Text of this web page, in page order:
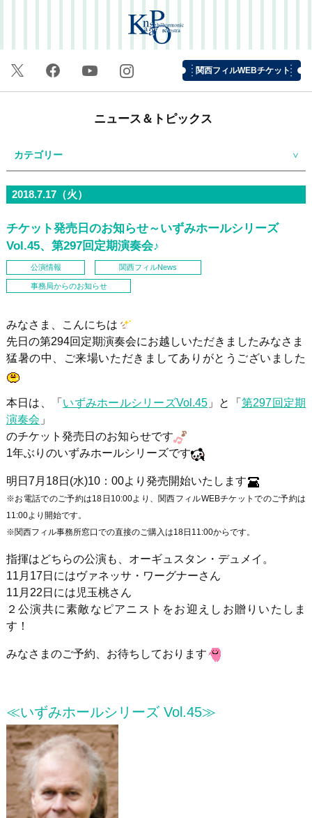
関西フィルWEBチケット
ニュース＆トピックス
カテゴリー
2018.7.17（火）
チケット発売日のお知らせ～いずみホールシリーズ
Vol.45、第297回定期演奏会♪
公演情報 関西フィルNews
事務局からのお知らせ
みなさま、こんにちは
先日の第294回定期演奏会にお越しいただきましたみなさま
猛暑の中、ご来場いただきましてありがとうございました
本日は、「 いずみホールシリーズVol.45」と「 第297回定期
演奏会 」
のチケット発売日のお知らせです
1年ぶりのいずみホールシリーズです
明日 7 月 18日 (水)10： 00より発売開始いたします
※お電話でのご予約は18日10:00より、関西フィルWEBチケットでのご予約は
11:00より開始です。
※関西フィル事務所窓口での直接のご購入は18日11:00からです。
指揮はどちらの公演も、オーギュスタン・デュメイ。
11月17日にはヴァネッサ・ワーグナーさん
11月22日には児玉桃さん
２公演共に素敵なピアニストをお迎えしお贈りいたしま
す！
みなさまのご予約、お待ちしております
≪いずみホールシリーズ Vol.45≫